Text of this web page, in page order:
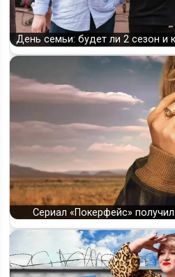
День семьи: будет ли 2 сезон и
Сериал «Покерфейс»